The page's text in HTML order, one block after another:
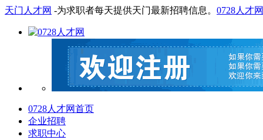
天门人才网 -为求职者每天提供天门最新招聘信息。 0728人才网
0728人才网首页
企业招聘
求职中心